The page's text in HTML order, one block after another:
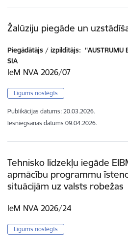
Žalūziju piegāde un
Piegādātājs / izpildītājs: ''AUSTRUMU
SIA
IeM NVA 2026/07
Līgums noslēgts
Publikācijas datums: 20.03.2026.
Iesniegšanas datums 09.04.2026.
Tehnisko līdzekļu iegāde
apmācību programmu
situācijām uz valsts robežas
IeM NVA 2026/24
Līgums noslēgts